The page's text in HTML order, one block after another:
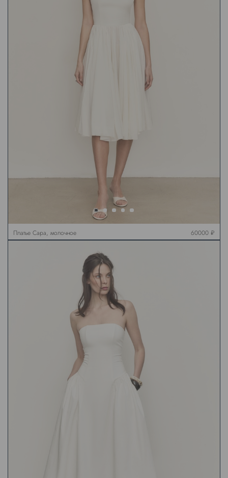
Платье Сара, молочное 60000 ₽